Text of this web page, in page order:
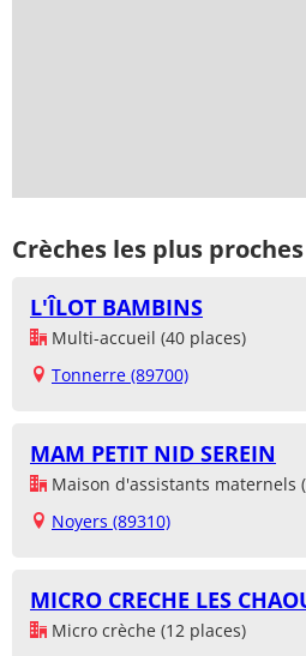
Crèches les plus
L'ÎLOT BAMBINS
Multi-accueil (40 places)
Tonnerre (89700)
MAM PETIT NID SEREIN
Maison d'assistants maternels
Noyers (89310)
MICRO CRECHE LES
Micro crèche (12 places)